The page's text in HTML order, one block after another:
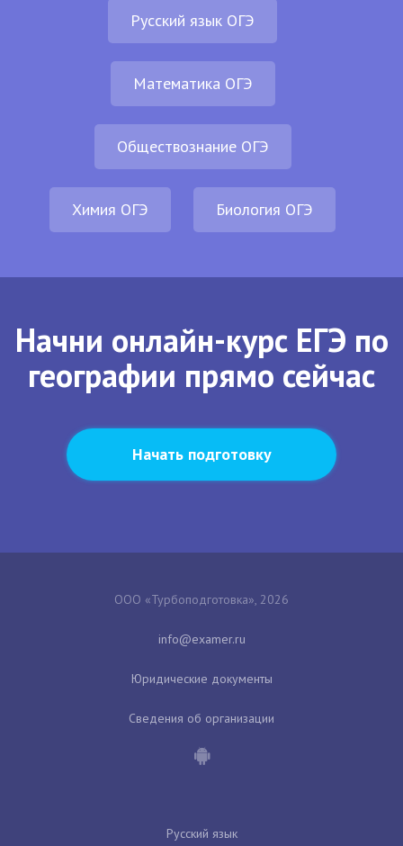
Русский язык ОГЭ
Математика ОГЭ
Обществознание ОГЭ
Химия ОГЭ Биология ОГЭ
Начни онлайн-курс ЕГЭ по
географии прямо сейчас
Начать подготовку
ООО «Турбоподготовка», 2026
Юридические документы
Сведения об организации
Русский язык